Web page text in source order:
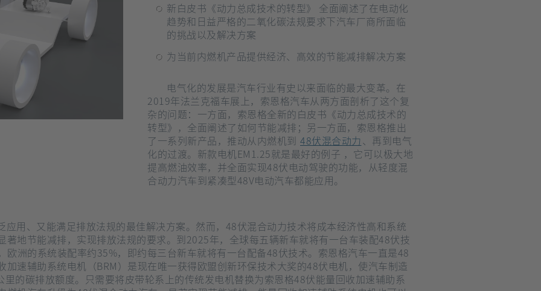
新白皮书《动力总成技术的转型》 全面阐述了在电动化
趋势和日益严格的二氧化碳法规要求下汽车厂商所面临
的挑战以及解决方案
为当前内燃机产品提供经济、高效的节能减排解决方案
电气化的发展是汽车行业有史以来面临的最大变革。在
2019年法兰克福车展上，索恩格汽车从两方面剖析了这个复
杂的问题：一方面，索恩格全新的白皮书《动力总成技术的
转型》，全面阐述了如何节能减排；另一方面，索恩格推出
了一系列新产品，推动从内燃机到 48伏混合动力、再到电气
化的过渡。新款电机EM1.25就是最好的例子 ，它可以极大地
提高燃油效率，并全面实现48伏电动驾驶的功能，从轻度混
合动力汽车到紧凑型48V电动汽车都能应用。
著地节能减排，实现排放法规的要求。到2025年，全球每五辆新车就将有一台车装配48伏技
欧洲的系统装配率约35%，即约每三台新车就将有一台配备48伏技术。索恩格汽车一直是48
加速辅助系统电机（BRM）是现在唯一获得欧盟创新环保技术大奖的48伏电机，使汽车制造
的碳排放额度。只需要将皮带轮系上的传统发电机替换为索恩格48伏能量回收加速辅助系